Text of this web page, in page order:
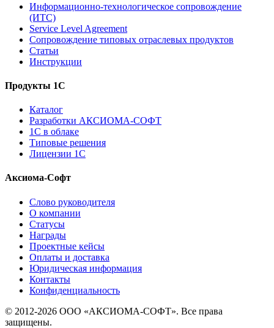
Информационно-технологическое сопровождение
(ИТС)
Service Level Agreement
Сопровождение типовых отраслевых продуктов
Статьи
Инструкции
Продукты 1С
Каталог
Разработки АКСИОМА-СОФТ
1С в облаке
Типовые решения
Лицензии 1С
Аксиома-Софт
Слово руководителя
О компании
Статусы
Награды
Проектные кейсы
Оплаты и доставка
Юридическая информация
Контакты
Конфиденциальность
© 2012-2026 ООО «АКСИОМА-СОФТ». Все права
защищены.